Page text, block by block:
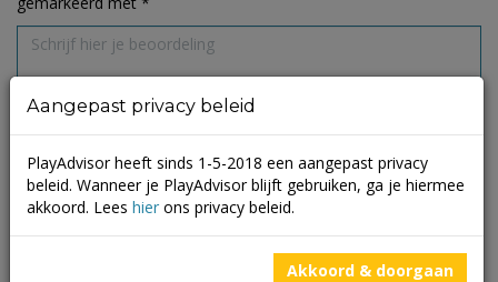
Aangepast privacy beleid
PlayAdvisor heeft sinds 1-5-2018 een aangepast privacy
beleid. Wanneer je PlayAdvisor blijft gebruiken, ga je hiermee
akkoord. Lees hier ons privacy beleid.
Akkoord & doorgaan